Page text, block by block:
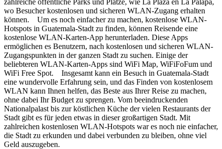
zahlreiche öffentliche Parks und Plätze, wie La Plaza en La Palapa,
wo Besucher kostenlosen und sicheren WLAN-Zugang erhalten
können. Um es noch einfacher zu machen, kostenlose WLAN-
Hotspots in Guatemala-Stadt zu finden, können Reisende eine
kostenlose WLAN-Karten-App herunterladen. Diese Apps
ermöglichen es Benutzern, nach kostenlosen und sicheren WLAN-
Zugangspunkten in der ganzen Stadt zu suchen. Einige der
beliebteren WLAN-Karten-Apps sind WiFi Map, WiFiFoFum und
WiFi Free Spot. Insgesamt kann ein Besuch in Guatemala-Stadt
eine wundervolle Erfahrung sein, und das Finden von kostenlosem
WLAN kann Ihnen helfen, das Beste aus Ihrer Reise zu machen,
ohne dabei Ihr Budget zu sprengen. Vom beeindruckenden
Nationalpalast bis zur köstlichen Küche der vielen Restaurants der
Stadt gibt es für jeden etwas in dieser großartigen Stadt. Mit
zahlreichen kostenlosen WLAN-Hotspots war es noch nie einfacher,
die Stadt zu erkunden und dabei verbunden zu bleiben, ohne viel
Geld auszugeben.